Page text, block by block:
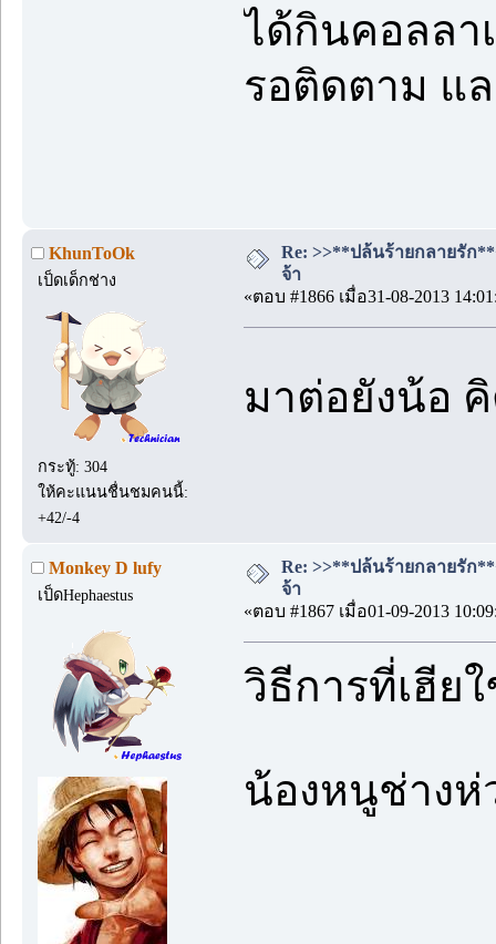
ได้กินคอลลา
รอติดตาม แ
KhunToOk
เป็ดเด็กช่าง
กระทู้: 304
ให้คะแนนชื่นชมคนนี้:
+42/-4
Re: >>**ปล้นร้ายกลายรัก
จ้า
«ตอบ #1866 เมื่อ31-08-2013
มาต่อยังน้อ
Monkey D lufy
เป็ดHephaestus
Re: >>**ปล้นร้ายกลายรัก
จ้า
«ตอบ #1867 เมื่อ01-09-2013
วิธีการที่เฮีย
น้องหนูช่างห่